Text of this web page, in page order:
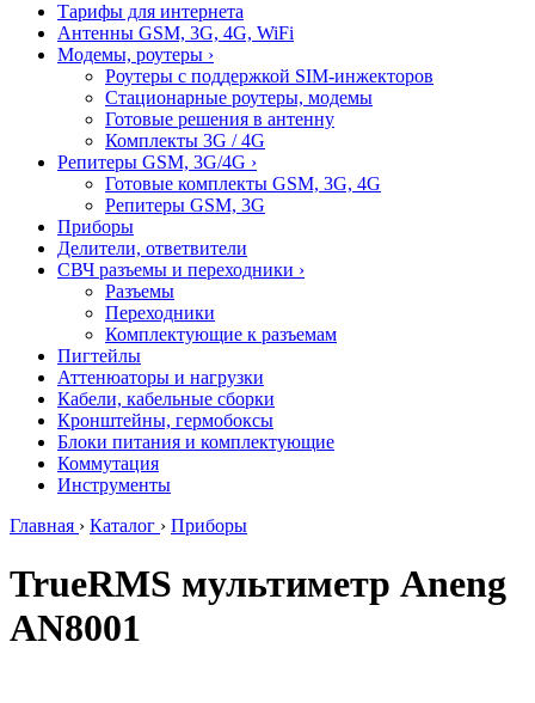
Тарифы для интернета
Антенны GSM, 3G, 4G, WiFi
Модемы, роутеры ›
Роутеры с поддержкой SIM-инжекторов
Стационарные роутеры, модемы
Готовые решения в антенну
Комплекты 3G / 4G
Репитеры GSM, 3G/4G ›
Готовые комплекты GSM, 3G, 4G
Репитеры GSM, 3G
Приборы
Делители, ответвители
СВЧ разъемы и переходники ›
Разъемы
Переходники
Комплектующие к разъемам
Пигтейлы
Аттенюаторы и нагрузки
Кабели, кабельные сборки
Кронштейны, гермобоксы
Блоки питания и комплектующие
Коммутация
Инструменты
Главная › Каталог › Приборы
TrueRMS мультиметр Aneng
AN8001